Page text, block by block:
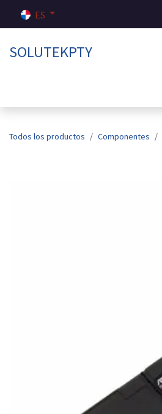
ES
SOLUTEKPTY
Todos los productos Componentes